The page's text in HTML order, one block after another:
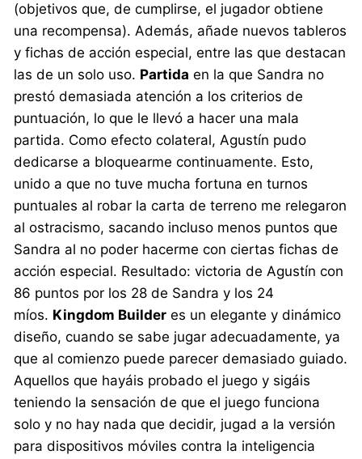
(objetivos que, de cumplirse, el jugador obtiene
una recompensa). Además, añade nuevos tableros
y fichas de acción especial, entre las que destacan
las de un solo uso. Partida en la que Sandra no
prestó demasiada atención a los criterios de
puntuación, lo que le llevó a hacer una mala
partida. Como efecto colateral, Agustín pudo
dedicarse a bloquearme continuamente. Esto,
unido a que no tuve mucha fortuna en turnos
puntuales al robar la carta de terreno me relegaron
al ostracismo, sacando incluso menos puntos que
Sandra al no poder hacerme con ciertas fichas de
acción especial. Resultado: victoria de Agustín con
86 puntos por los 28 de Sandra y los 24
míos. Kingdom Builder es un elegante y dinámico
diseño, cuando se sabe jugar adecuadamente, ya
que al comienzo puede parecer demasiado guiado.
Aquellos que hayáis probado el juego y sigáis
teniendo la sensación de que el juego funciona
solo y no hay nada que decidir, jugad a la versión
para dispositivos móviles contra la inteligencia